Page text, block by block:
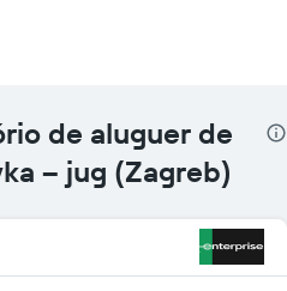
de aluguer de
– jug (Zagreb)